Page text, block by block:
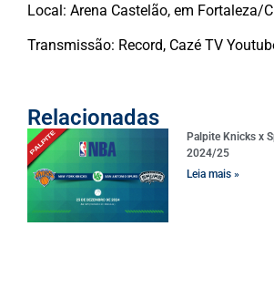
Local: Arena Castelão, em Fortaleza/
Transmissão: Record, Cazé TV
Relacionadas
Palpite Knicks x
2024/25
Leia mais »